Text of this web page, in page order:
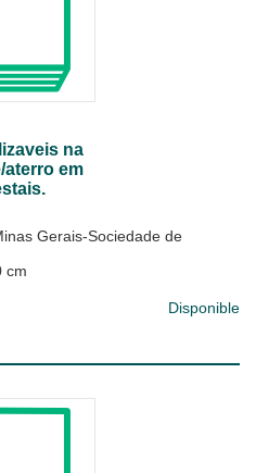
na
aterro em
Gerais-Sociedade de
cm
Disponible